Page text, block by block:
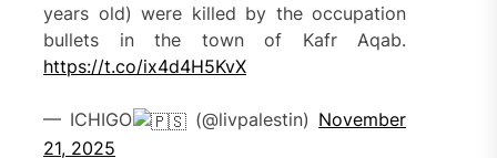
years old) were killed by the occupation
bullets in the town of Kafr Aqab.
https://t.co/ix4d4H5KvX
— ICHIGO (@livpalestin) November
21, 2025